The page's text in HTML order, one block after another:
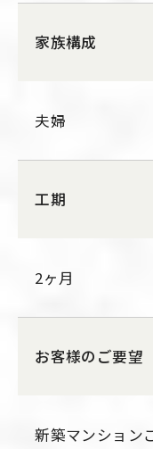
家族構成
夫婦
工期
2ヶ月
お客様のご要望
新築マンション